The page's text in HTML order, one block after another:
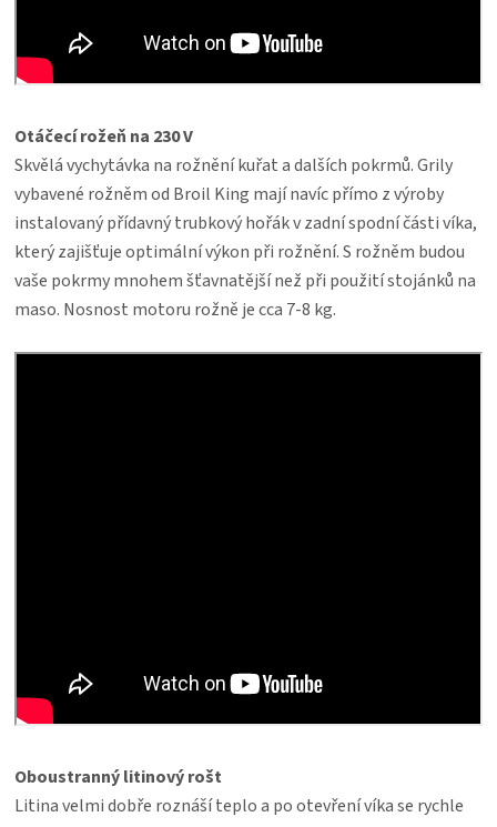
Otáčecí rožeň na 230 V
Skvělá vychytávka na rožnění kuřat a dalších pokrmů. Grily
vybavené rožněm od Broil King mají navíc přímo z výroby
instalovaný přídavný trubkový hořák v zadní spodní části víka,
který zajišťuje optimální výkon při rožnění. S rožněm budou
vaše pokrmy mnohem šťavnatější než při použití stojánků na
maso. Nosnost motoru rožně je cca 7-8 kg.
Oboustranný litinový rošt
Litina velmi dobře roznáší teplo a po otevření víka se rychle